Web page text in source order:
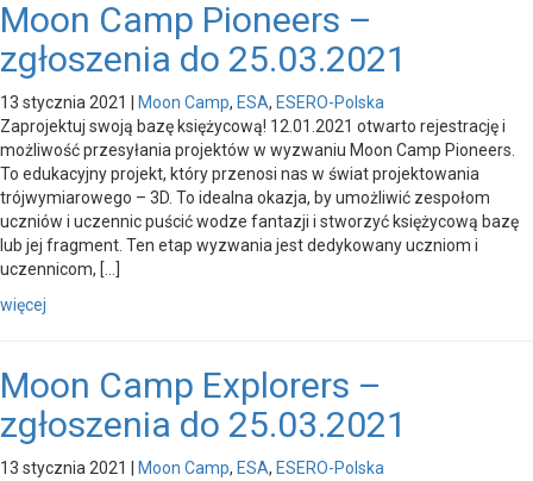
Moon Camp Pioneers –
zgłoszenia do 25.03.2021
13 stycznia 2021 | Moon Camp, ESA, ESERO-Polska
Zaprojektuj swoją bazę księżycową! 12.01.2021 otwarto rejestrację i
możliwość przesyłania projektów w wyzwaniu Moon Camp Pioneers.
To edukacyjny projekt, który przenosi nas w świat projektowania
trójwymiarowego – 3D. To idealna okazja, by umożliwić zespołom
uczniów i uczennic puścić wodze fantazji i stworzyć księżycową bazę
lub jej fragment. Ten etap wyzwania jest dedykowany uczniom i
uczennicom, […]
więcej
Moon Camp Explorers –
zgłoszenia do 25.03.2021
13 stycznia 2021 | Moon Camp, ESA, ESERO-Polska